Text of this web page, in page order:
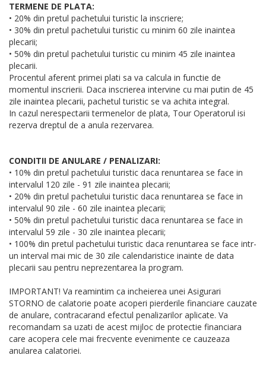
TERMENE DE PLATA:
• 20% din pretul pachetului turistic la inscriere;
• 30% din pretul pachetului turistic cu minim 60 zile inaintea
plecarii;
• 50% din pretul pachetului turistic cu minim 45 zile inaintea
plecarii.
Procentul aferent primei plati sa va calcula in functie de
momentul inscrierii. Daca inscrierea intervine cu mai putin de 45
zile inaintea plecarii, pachetul turistic se va achita integral.
In cazul nerespectarii termenelor de plata, Tour Operatorul isi
rezerva dreptul de a anula rezervarea.
CONDITII DE ANULARE / PENALIZARI:
• 10% din pretul pachetului turistic daca renuntarea se face in
intervalul 120 zile - 91 zile inaintea plecarii;
• 20% din pretul pachetului turistic daca renuntarea se face in
intervalul 90 zile - 60 zile inaintea plecarii;
• 50% din pretul pachetului turistic daca renuntarea se face in
intervalul 59 zile - 30 zile inaintea plecarii;
• 100% din pretul pachetului turistic daca renuntarea se face intr-
un interval mai mic de 30 zile calendaristice inainte de data
plecarii sau pentru neprezentarea la program.
IMPORTANT! Va reamintim ca incheierea unei Asigurari
STORNO de calatorie poate acoperi pierderile financiare cauzate
de anulare, contracarand efectul penalizarilor aplicate. Va
recomandam sa uzati de acest mijloc de protectie financiara
care acopera cele mai frecvente evenimente ce cauzeaza
anularea calatoriei.